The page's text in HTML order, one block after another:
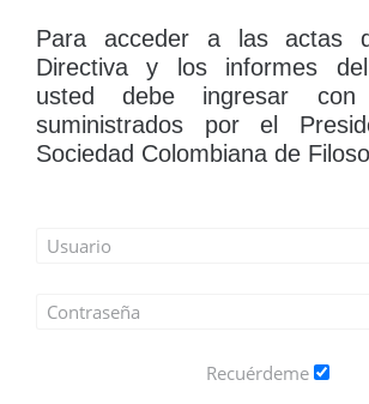
Para acceder a las actas
Directiva y los informes
usted debe ingresar
suministrados por el
Sociedad Colombiana de
Recuérdeme